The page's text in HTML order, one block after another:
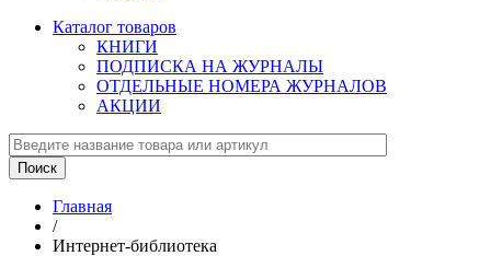
Каталог товаров
КНИГИ
ПОДПИСКА НА ЖУРНАЛЫ
ОТДЕЛЬНЫЕ НОМЕРА ЖУРНАЛОВ
АКЦИИ
Главная
/
Интернет-библиотека